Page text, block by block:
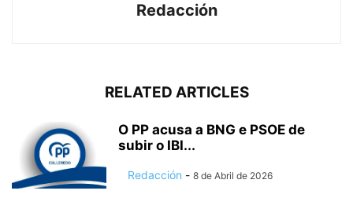
Redacción
RELATED ARTICLES
O PP acusa a BNG e PSOE de
subir o IBI...
Redacción - 8 de Abril de 2026